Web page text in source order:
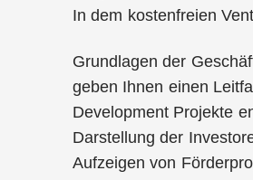
In dem kostenfreien
Grundlagen der
geben Ihnen einen
Development Projekte
Darstellung der
Aufzeigen von